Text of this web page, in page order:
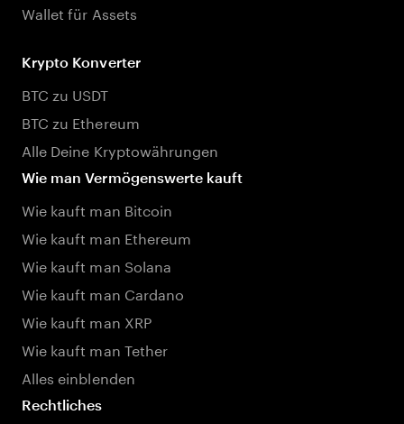
Wallet für Assets
Krypto Konverter
BTC zu USDT
BTC zu Ethereum
Alle Deine Kryptowährungen
Wie man Vermögenswerte kauft
Wie kauft man Bitcoin
Wie kauft man Ethereum
Wie kauft man Solana
Wie kauft man Cardano
Wie kauft man XRP
Wie kauft man Tether
Alles einblenden
Rechtliches